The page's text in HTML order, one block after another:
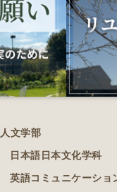
人文学部
日本語日本文化学科
英語コミュニケーショ